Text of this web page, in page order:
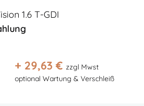
1.6 T-GDI
+ 29,63 €zzgl Mwst
optional Wartung & Verschleiß